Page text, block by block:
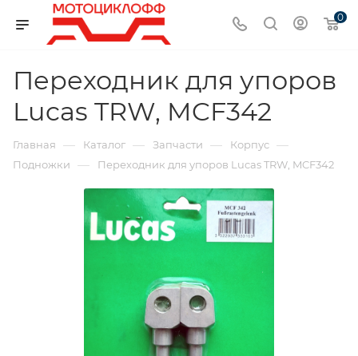
0
Переходник для упоров
Lucas TRW, MCF342
Главная — Каталог — Запчасти — Корпус —
Подножки — Переходник для упоров Lucas TRW, MCF342